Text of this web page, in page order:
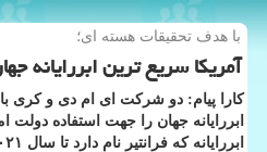
با هدف تحقیقات هسته ای؛
آمریكا سریع ترین ابررایانه
كارا پیام: دو شركت ای ام دی و كری
ابررایانه جهان را جهت استفاده دولت
ابررایانه كه فرانتیر نام دارد تا سال ۲۰۲۱ ایجاد می شود.